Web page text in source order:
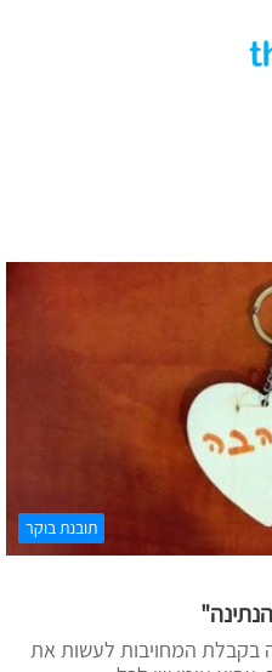
תובנת בוקר
בקבלת המחויבות לעשות את